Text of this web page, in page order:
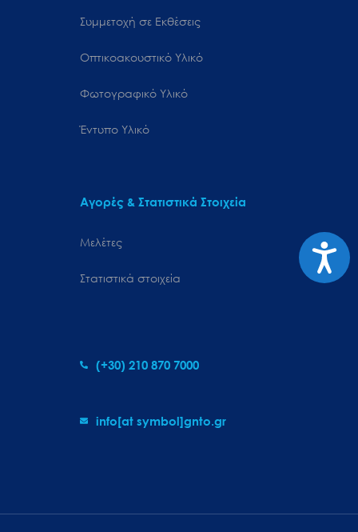
Συμμετοχή σε Εκθέσεις
Οπτικοακουστικό Υλικό
Φωτογραφικό Υλικό
Έντυπο Υλικό
Αγορές & Στατιστικά Στοιχεία
Μελέτες
Στατιστικά στοιχεία
(+30) 210 870 7000
info[at symbol]gnto.gr